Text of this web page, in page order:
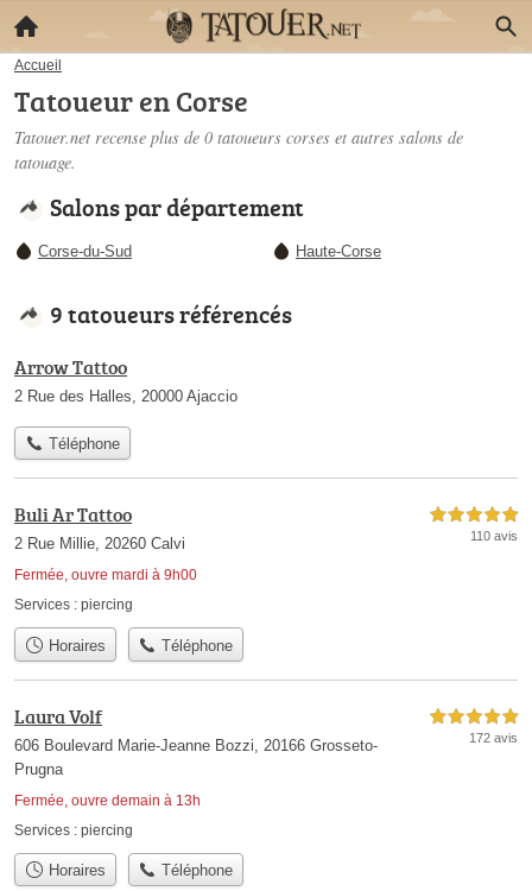
Accueil
Tatoueur en Corse
Tatouer.net recense plus de 0 tatoueurs corses et autres salons de
tatouage.
Salons par département
Corse-du-Sud Haute-Corse
9 tatoueurs référencés
Arrow Tattoo
2 Rue des Halles, 20000 Ajaccio
Téléphone
Buli Ar Tattoo
2 Rue Millie, 20260 Calvi
Fermée, ouvre mardi à 9h00
5,0 étoiles sur 5
110 avis
Services : piercing
Horaires Téléphone
Laura Volf
606 Boulevard Marie-Jeanne Bozzi, 20166 Grosseto-
Prugna
Fermée, ouvre demain à 13h
5,0 étoiles sur 5
172 avis
Services : piercing
Horaires Téléphone